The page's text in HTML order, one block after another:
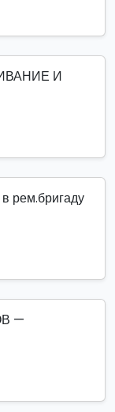
И
рем.бригаду
—